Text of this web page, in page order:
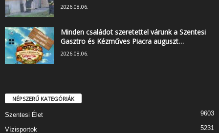
2026.08.06.
Minden családot szeretettel várunk a Szentesi
Gasztro és Kézműves Piacra auguszt…
2026.08.06.
NÉPSZERŰ KATEGÓRIÁK
Szentesi Élet 9603
Vízisportok 5231